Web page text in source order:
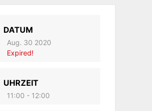
DATUM
Aug. 30 2020
Expired!
UHRZEIT
11:00 - 12:00